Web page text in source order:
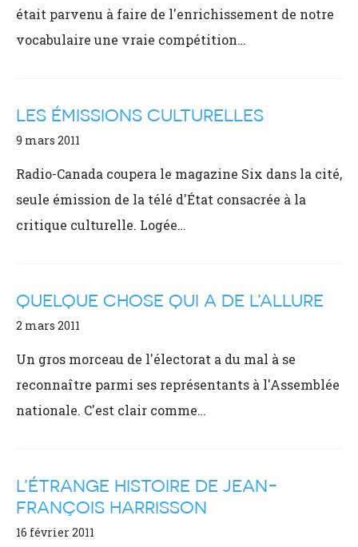
était parvenu à faire de l'enrichissement de notre
vocabulaire une vraie compétition…
LES ÉMISSIONS CULTURELLES
9 mars 2011
Radio-Canada coupera le magazine Six dans la cité,
seule émission de la télé d'État consacrée à la
critique culturelle. Logée…
QUELQUE CHOSE QUI A DE L’ALLURE
2 mars 2011
Un gros morceau de l'électorat a du mal à se
reconnaître parmi ses représentants à l'Assemblée
nationale. C'est clair comme…
L’ÉTRANGE HISTOIRE DE JEAN-
FRANÇOIS HARRISSON
16 février 2011